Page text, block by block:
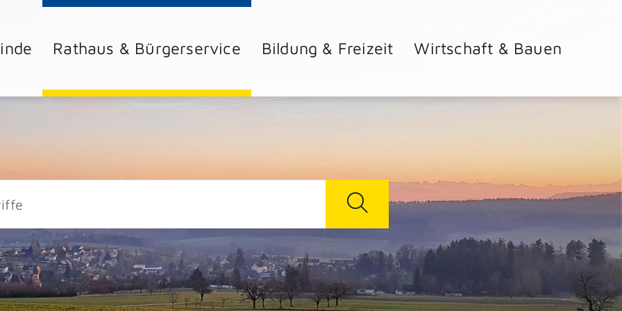
Rathaus & Bürgerservice Bildung & Freizeit Wirtschaft & Bauen